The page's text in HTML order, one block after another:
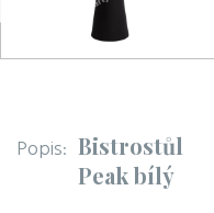
Popis: Bistrostůl
Peak bílý